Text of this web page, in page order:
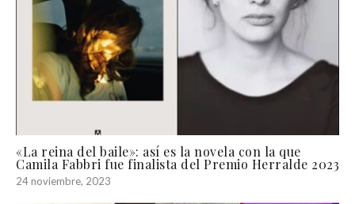
«La reina del baile»: así es la novela con la que
Camila Fabbri fue finalista del Premio Herralde 2023
24 noviembre, 2023